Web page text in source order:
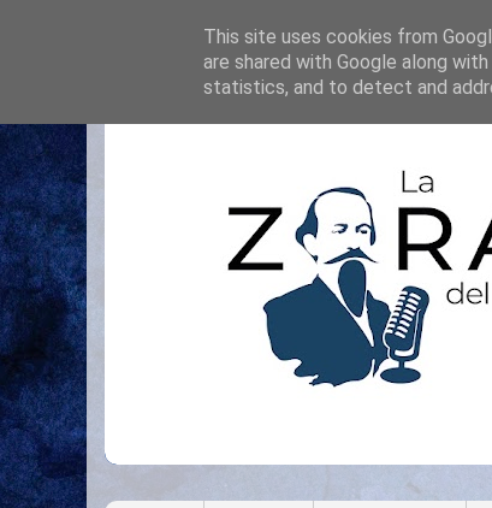
This site uses cookies from
are shared with Google along
statistics, and to detect and